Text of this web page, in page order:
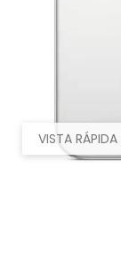
VISTA RÁPIDA